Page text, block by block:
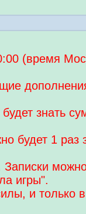
(время
знать
будет 1 раз
игры".
и только